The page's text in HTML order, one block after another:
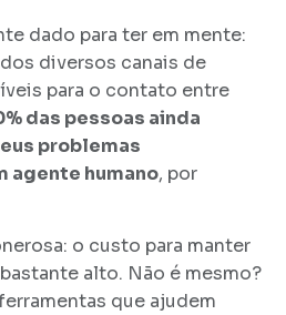
dado para ter em mente:
diversos canais de
para o contato entre
das pessoas ainda
problemas
agente humano, por
o custo para manter
alto. Não é mesmo?
que ajudem